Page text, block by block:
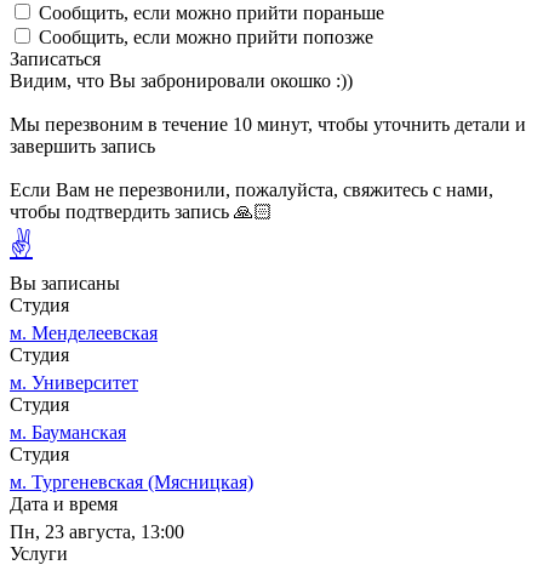
Сообщить, если можно прийти пораньше
Сообщить, если можно прийти попозже
Записаться
Видим, что Вы забронировали окошко :))
Мы перезвоним в течение 10 минут, чтобы уточнить детали и
завершить запись
Если Вам не перезвонили, пожалуйста, свяжитесь с нами,
чтобы подтвердить запись 🙏🏻
✌
Вы записаны
Студия
м. Менделеевская
Студия
м. Университет
Студия
м. Бауманская
Студия
м. Тургеневская (Мясницкая)
Дата и время
Пн, 23 августа, 13:00
Услуги